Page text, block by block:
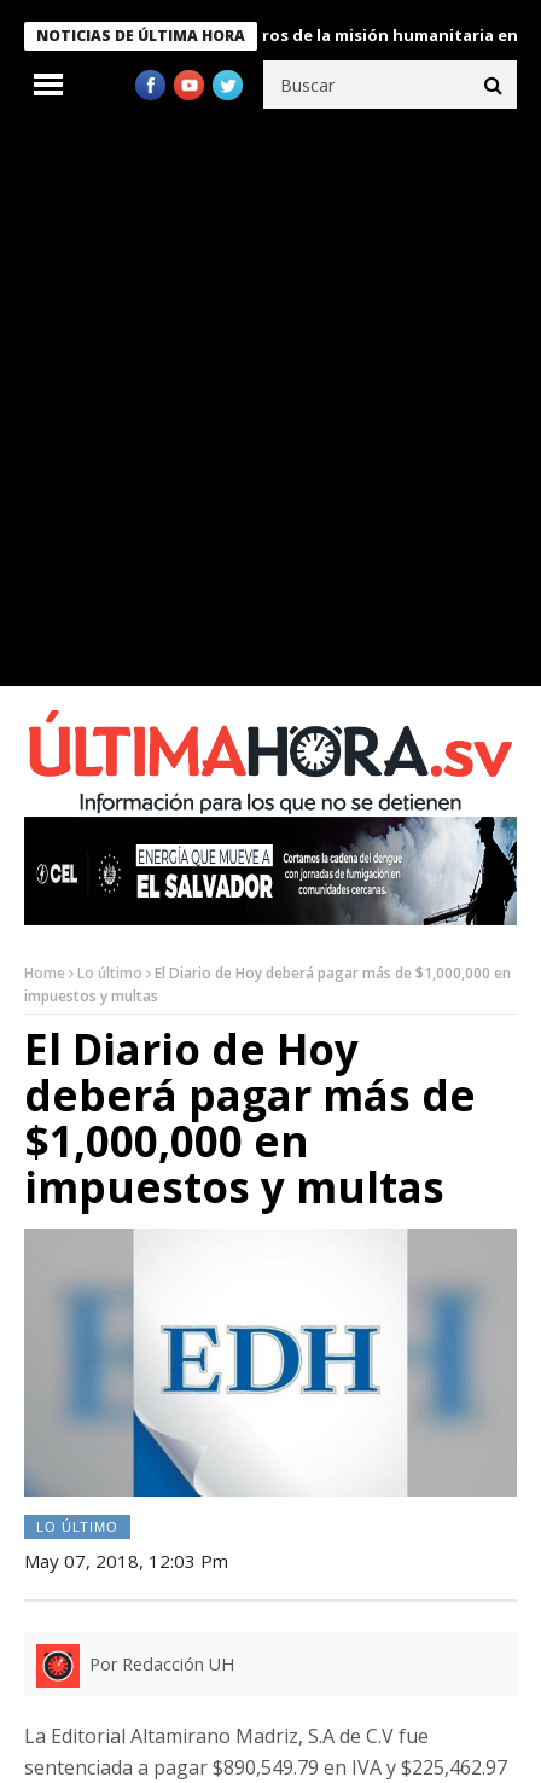
NOTICIAS DE ÚLTIMA HORA
Bukele condecora a miembros de la misión humanitaria enviada
Home Lo último
El Diario de Hoy deberá pagar más de $1,000,000 en
impuestos y multas
El Diario de Hoy
deberá pagar más de
$1,000,000 en
impuestos y multas
LO ÚLTIMO
May 07, 2018, 12:03 Pm
Por Redacción UH
La Editorial Altamirano Madriz, S.A de C.V fue
sentenciada a pagar $890,549.79 en IVA y $225,462.97